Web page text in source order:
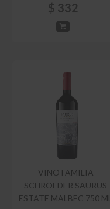
$ 332
VINO FAMILIA
SCHROEDER SAURUS
ESTATE MALBEC 750 ML